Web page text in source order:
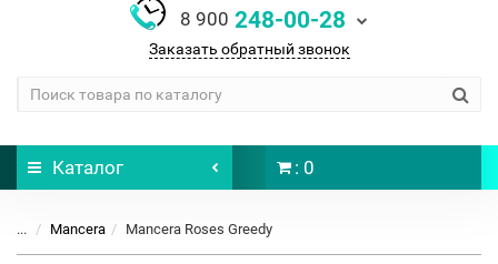
8 900 248-00-28
Заказать обратный звонок
Каталог : 0
... Mancera Mancera Roses Greedy